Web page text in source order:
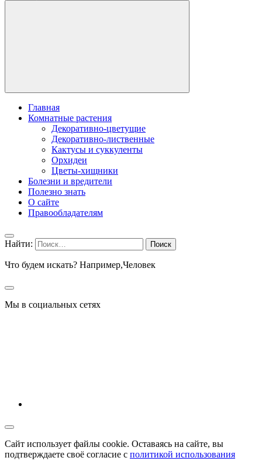
Главная
Комнатные растения
Декоративно-цветущие
Декоративно-лиственные
Кактусы и суккуленты
Орхидеи
Цветы-хищники
Болезни и вредители
Полезно знать
О сайте
Правообладателям
Найти:
Что будем искать? Например,Человек
Мы в социальных сетях
Сайт использует файлы cookie. Оставаясь на сайте, вы
подтверждаете своё согласие с политикой использования